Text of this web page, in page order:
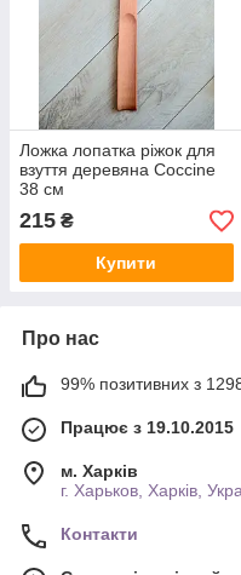
Ложка лопатка ріжок для
взуття деревяна Coccine
38 см
215 ₴
Купити
Про нас
99% позитивних з 1298
Працює з 19.10.2015
м. Харків
г. Харьков, Харків,
Контакти